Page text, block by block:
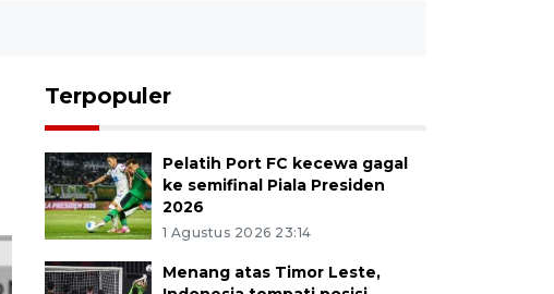
Terpopuler
Pelatih Port FC kecewa gagal
ke semifinal Piala Presiden
2026
1 Agustus 2026 23:14
Menang atas Timor Leste,